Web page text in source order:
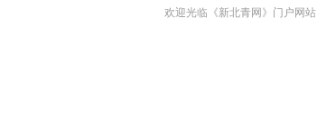
欢迎光临《新北青网》门户网站